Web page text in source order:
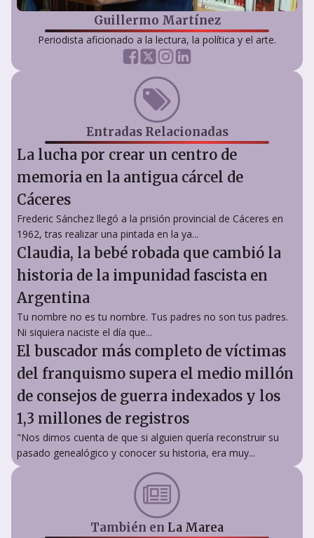
Guillermo Martínez
Periodista aficionado a la lectura, la política y el arte.
Entradas Relacionadas
La lucha por crear un centro de
memoria en la antigua cárcel de
Cáceres
Frederic Sánchez llegó a la prisión provincial de Cáceres en
1962, tras realizar una pintada en la ya...
Claudia, la bebé robada que cambió la
historia de la impunidad fascista en
Argentina
Tu nombre no es tu nombre. Tus padres no son tus padres.
Ni siquiera naciste el día que...
El buscador más completo de víctimas
del franquismo supera el medio millón
de consejos de guerra indexados y los
1,3 millones de registros
"Nos dimos cuenta de que si alguien quería reconstruir su
pasado genealógico y conocer su historia, era muy...
También en La Marea